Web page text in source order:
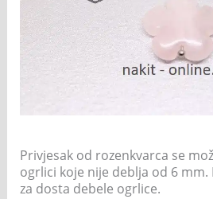
Privjesak od rozenkvarca se
ogrlici koje nije deblja od 6 mm.
za dosta debele ogrlice.